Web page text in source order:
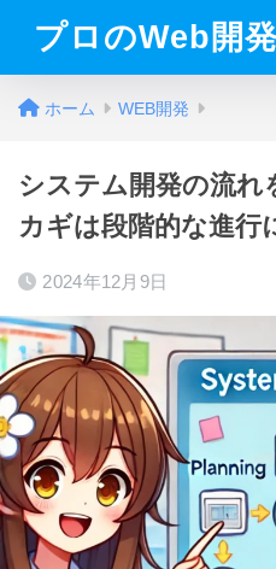
プロのWeb開
ホーム WEB開発
システム開発の流れ
カギは段階的な進行
2024年12月9日